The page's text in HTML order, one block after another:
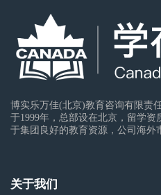
博实乐万佳(北京)教育咨询有限责
于1999年，总部设在北京，留学资
于集团良好的教育资源，公司海外
关于我们